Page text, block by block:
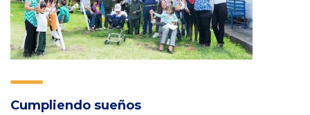
Cumpliendo sueños